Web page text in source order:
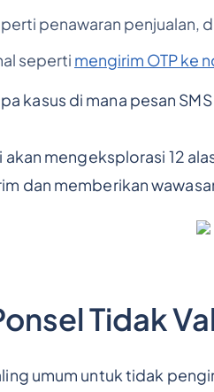
penawaran penjualan,
seperti mengirim OTP ke
kasus di mana pesan
akan mengeksplorasi 12
dan memberikan
Tidak
umum untuk tidak